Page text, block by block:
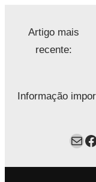
Artigo mais
recente:
Informação
Mail